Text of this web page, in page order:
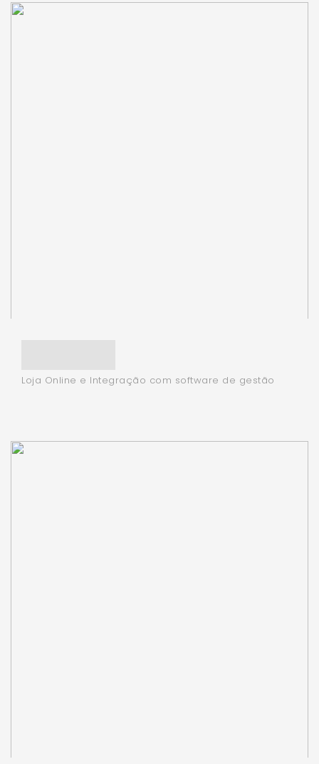
Loja Online e Integração com software de gestão